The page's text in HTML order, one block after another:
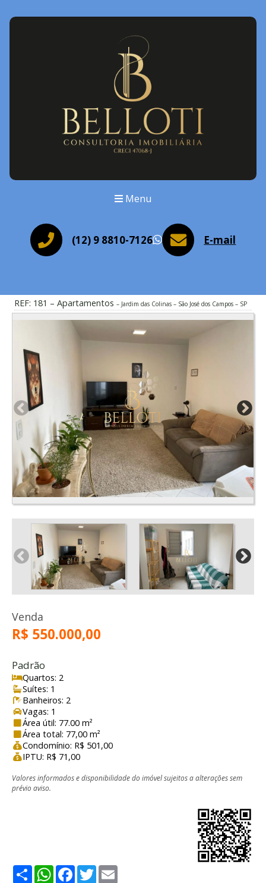
Menu
(12) 9 8810-7126 WhatsApp
E-mail
REF: 181 – Apartamentos Jardim das Colinas – São José dos Campos – SP
Venda
R$ 550.000,00
Padrão
Quartos: 2
Suítes: 1
Banheiros: 2
Vagas: 1
Área útil: 77.00 m²
Área total: 77,00 m²
Condomínio: R$ 501,00
IPTU: R$ 71,00
Valores informados e disponibilidade do imóvel sujeitos a alterações sem
prévio aviso.
ShareWhatsApp
Facebook
Twitter